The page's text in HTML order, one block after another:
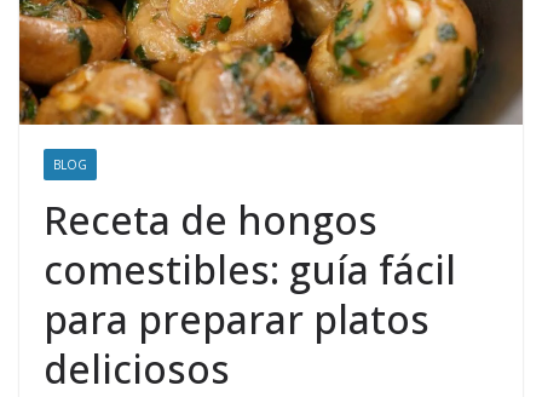
BLOG
Receta de hongos
comestibles: guía fácil
para preparar platos
deliciosos